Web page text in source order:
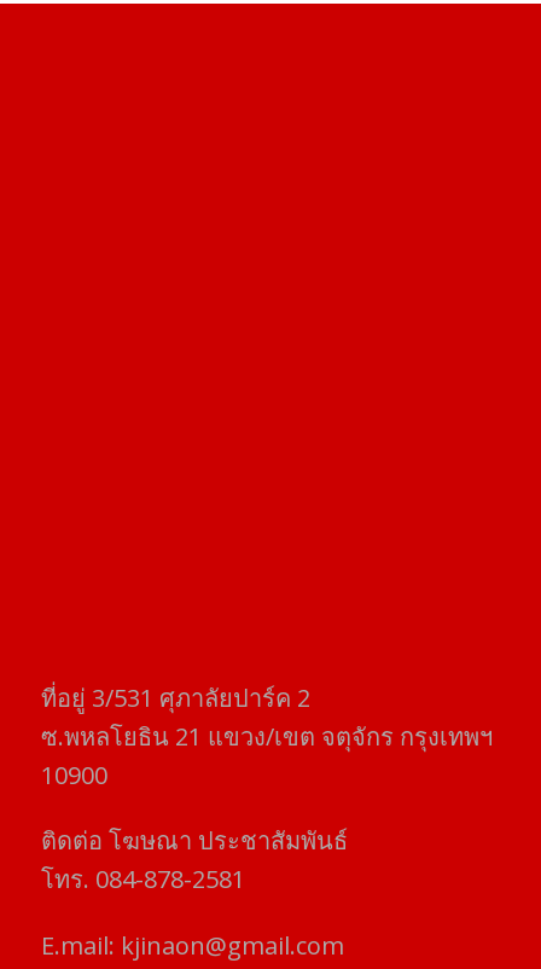
ที่อยู่​ 3/531​ ศุภาลัยปาร์ค​ 2
ซ.พหลโยธิน​ 21​ แขวง/เขต​ จตุจักร​ กรุงเทพฯ
10900
ติดต่อ​ โฆษณา​ ประชาสัมพันธ์
โทร​. 084-878-2581
E.mail: kjinaon@gmail.com